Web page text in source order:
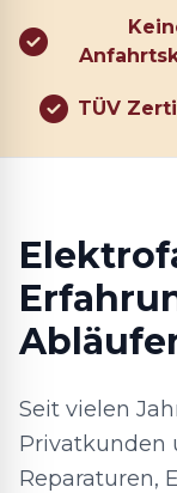
TÜV
Seit vielen
Privatkunden
Reparaturen,